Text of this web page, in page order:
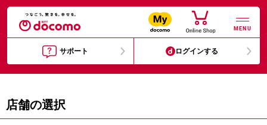
MENU
サポート ログインする
店舗の選択